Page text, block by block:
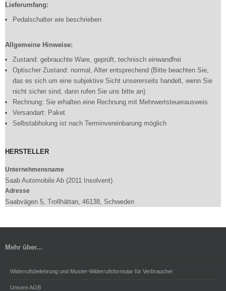
Lieferumfang:
Pedalschalter wie beschrieben
Allgemeine Hinweise:
Zustand: gebrauchte Ware, geprüft, technisch einwandfrei
Optischer Zustand: normal, Alter entsprechend (Bitte beachten Sie,
das es sich um eine subjektive Sicht unsererseits handelt, wenn Sie
nicht sicher sind, dann rufen Sie uns bitte an)
Rechnung: Sie erhalten eine Rechnung mit Mehrwertsteuerausweis
Versandart: Paket
Selbstabholung ist nach Terminvereinbarung möglich
HERSTELLER
Unternehmensname
Saab Automobile Ab (2011 Insolvent)
Adresse
Saabvägen 5, Trollhättan, 46138, Schweden
Mehr über...
Widerrufsbelehrung und Muster-Widerrufsformular für Verbraucher
Unsere AGB